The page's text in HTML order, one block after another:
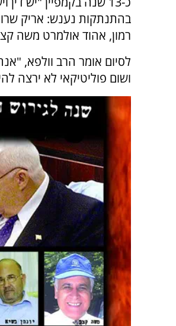
בהתנתקות נענש: אריק
רמון, אהוד אולמרט משה
לסיום אומר הרב וולפא,
ושום פוליטיקאי לא ירצה